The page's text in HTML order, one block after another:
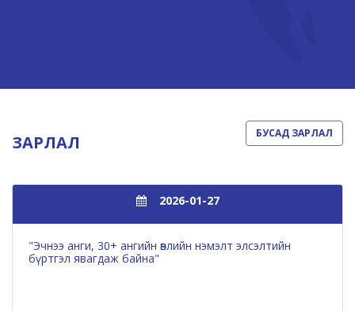
ЗАРЛАЛ БУСАД ЗАРЛАЛ
2026-01-27
"Эчнээ анги, 30+ ангийн өвлийн нэмэлт элсэлтийн
бүртгэл явагдаж байна"